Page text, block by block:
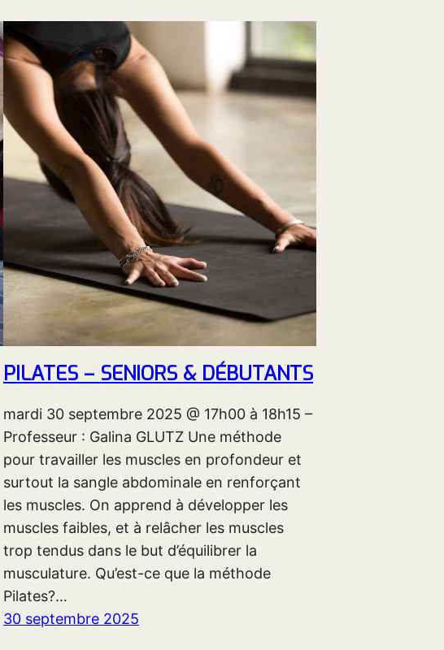
PILATES – SENIORS & DÉBUTANTS
mardi 30 septembre 2025 @ 17h00 à 18h15 –
Professeur : Galina GLUTZ Une méthode
pour travailler les muscles en profondeur et
surtout la sangle abdominale en renforçant
les muscles. On apprend à développer les
muscles faibles, et à relâcher les muscles
trop tendus dans le but d’équilibrer la
musculature. Qu’est-ce que la méthode
Pilates?…
30 septembre 2025